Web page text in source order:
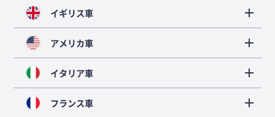
イギリス車
アメリカ車
イタリア車
フランス車